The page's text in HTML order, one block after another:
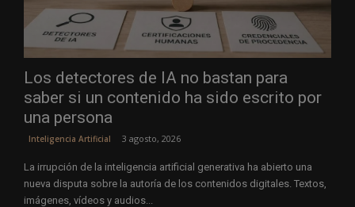
Los detectores de IA no bastan para
saber si un contenido ha sido escrito por
una persona
Inteligencia Artificial 3 agosto, 2026
La irrupción de la inteligencia artificial generativa ha abierto una
nueva disputa sobre la autoría de los contenidos digitales. Textos,
imágenes, vídeos y audios...